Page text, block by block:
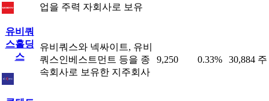
업을 주력 자회사로 보유
유비쿼
스홀딩
스
유비쿼스와 넥싸이트, 유비
쿼스인베스트먼트 등을 종
속회사로 보유한 지주회사
9,250 0.33% 30,884 주